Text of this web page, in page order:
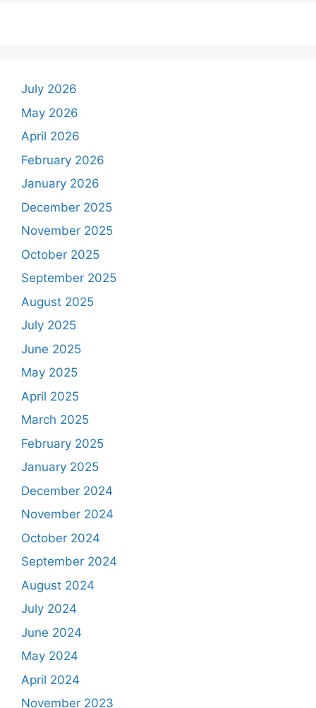
July 2026
May 2026
April 2026
February 2026
January 2026
December 2025
November 2025
October 2025
September 2025
August 2025
July 2025
June 2025
May 2025
April 2025
March 2025
February 2025
January 2025
December 2024
November 2024
October 2024
September 2024
August 2024
July 2024
June 2024
May 2024
April 2024
November 2023